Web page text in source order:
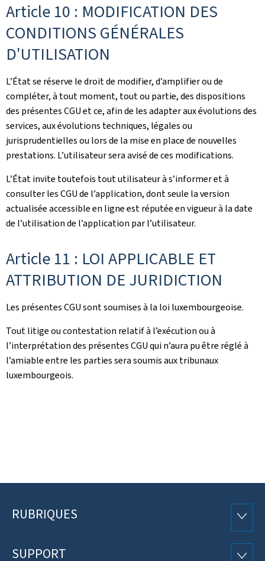
Article 10 : MODIFICATION DES
CONDITIONS GÉNÉRALES
D'UTILISATION
L’État se réserve le droit de modifier, d’amplifier ou de
compléter, à tout moment, tout ou partie, des dispositions
des présentes CGU et ce, afin de les adapter aux évolutions des
services, aux évolutions techniques, légales ou
jurisprudentielles ou lors de la mise en place de nouvelles
prestations. L’utilisateur sera avisé de ces modifications.
L’État invite toutefois tout utilisateur à s’informer et à
consulter les CGU de l’application, dont seule la version
actualisée accessible en ligne est réputée en vigueur à la date
de l’utilisation de l’application par l’utilisateur.
Article 11 : LOI APPLICABLE ET
ATTRIBUTION DE JURIDICTION
Les présentes CGU sont soumises à la loi luxembourgeoise.
Tout litige ou contestation relatif à l’exécution ou à
l’interprétation des présentes CGU qui n’aura pu être réglé à
l’amiable entre les parties sera soumis aux tribunaux
luxembourgeois.
Pied
RUBRIQUES
SUPPORT